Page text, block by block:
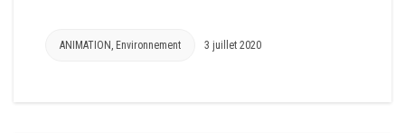
ANIMATION , Environnement 3 juillet 2020